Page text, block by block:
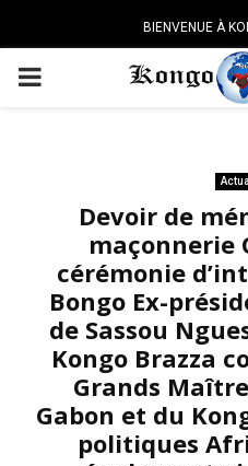
BIENVENUE À
PRIMARY
Devoir de
maçonnerie
cérémonie
Bongo Ex-
de Sassou
Kongo Brazza
Grands
Gabon et du
politiques